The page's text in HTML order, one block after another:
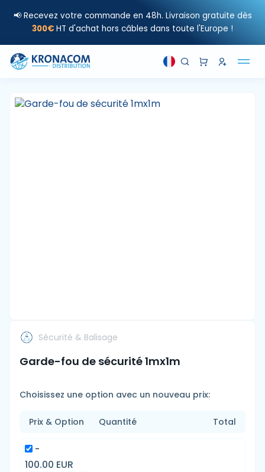
📢 Recevez votre commande en 48h. Livraison gratuite dès
300€ HT d'achat hors câbles dans toute l'Europe !
Sécurité & Balisage
Garde-fou de sécurité 1mx1m
Choisissez une option avec un nouveau prix:
Prix & Option Quantité Total
-
100.00 EUR